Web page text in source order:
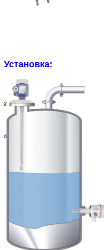
Установка: